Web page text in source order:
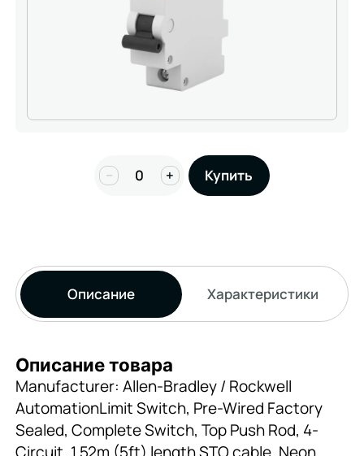
− + Купить
Описание Характеристики
Описание товара
Manufacturer: Allen-Bradley / Rockwell
AutomationLimit Switch, Pre-Wired Factory
Sealed, Complete Switch, Top Push Rod, 4-
Circuit, 1.52m (5ft) length STO cable, Neon